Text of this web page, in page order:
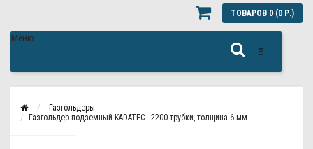
ТОВАРОВ 0 (0 Р.)
Меню
Газгольдеры
Газгольдер подземный KADATEC - 2200 трубки, толщина 6 мм